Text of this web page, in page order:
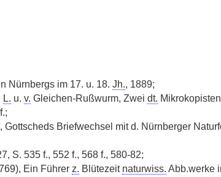
Nürnbergs im 17. u. 18. Jh., 1889;
L. u. v. Gleichen-Rußwurm, Zwei dt.
Briefwechsel mit d. Nürnberger
S. 535 f., 552 f., 568 f., 580-82;
Ein Führer z. Blütezeit naturwiss. Abb.werke